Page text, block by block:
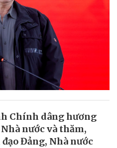
Chính dâng hương
nước và thăm,
Đảng, Nhà nước